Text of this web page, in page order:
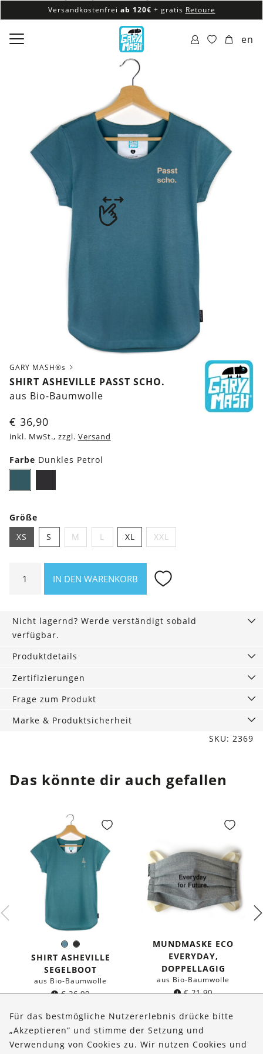
Versandkostenfrei ab 120€ + gratis Retoure
100% veganes & fair produziertes Sortiment
Versandkostenfrei ab 120€
en
GARY MASH®s
SHIRT ASHEVILLE PASST SCHO.
aus Bio-Baumwolle
€ 36,90
inkl. MwSt., zzgl. Versand
Farbe Dunkles Petrol
Petrol
Größe
XS
S M L XL XXL
Asheville
Menge
IN DEN WARENKORB
Nicht lagernd? Werde verständigt sobald
verfügbar.
Produktdetails
Zertifizierungen
Frage zum Produkt
Marke & Produktsicherheit
SKU: 2369
Das könnte dir auch gefallen
SeeblauSchwarz
Farbe:
SHIRT ASHEVILLE
SEGELBOOT
aus Bio-Baumwolle
€36,90
MUNDMASKE ECO
EVERYDAY,
DOPPELLAGIG
aus Bio-Baumwolle
€21,90
Über uns
Für das bestmögliche Nutzererlebnis drücke bitte
„Akzeptieren“ und stimme der Setzung und
Verwendung von Cookies zu. Wir nutzen Cookies und